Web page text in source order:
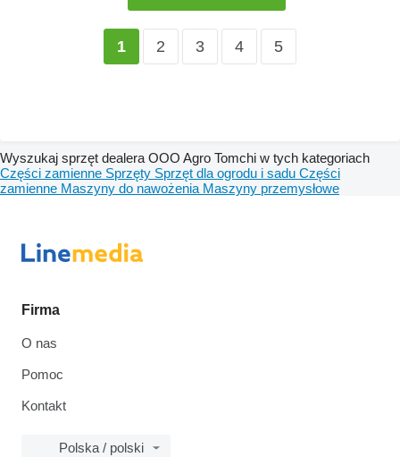
1 2 3 4 5
Wyszukaj sprzęt dealera OOO Agro Tomchi w tych kategoriach
Części zamienne Sprzęty Sprzęt dla ogrodu i sadu Części
zamienne Maszyny do nawożenia Maszyny przemysłowe
Firma
O nas
Pomoc
Kontakt
Polska / polski